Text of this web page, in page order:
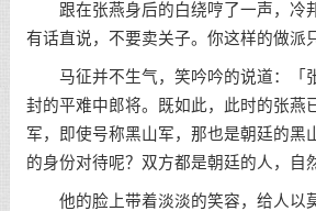
跟在张燕身后的白绕哼了一声，冷
有话直说，不要卖关子。你这样的做派
马征并不生气，笑吟吟的说道：「
封的平难中郎将。既如此，此时的张燕
军，即使号称黑山军，那也是朝廷的黑
的身份对待呢？双方都是朝廷的人，自
他的脸上带着淡淡的笑容，给人以莫